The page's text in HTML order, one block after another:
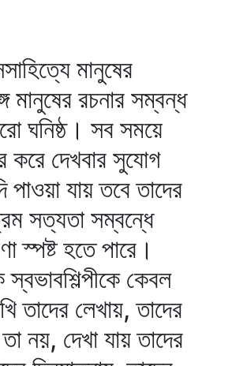
মানুষের
মানুষের রচনার সম্বন্ধ
ঘনিষ্ঠ। সব সময়ে
করে দেখবার সুযোগ
যায় তবে তাদের
সত্যতা সম্বন্ধে
স্পষ্ট হতে পারে।
কেবল
তাদের লেখায়, তাদের
নয়, দেখা যায় তাদের